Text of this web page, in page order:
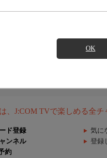
OK
、J:COM TVで楽しめる全
ド登録 気に
ンネル 登録
約